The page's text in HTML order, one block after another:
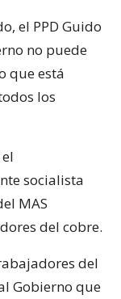
el PPD Guido
no puede
que está
los
socialista
MAS
del cobre.
del
Gobierno que